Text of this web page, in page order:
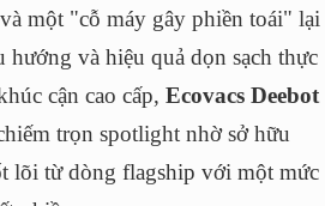
một "cỗ máy gây phiền toái" lại
hướng và hiệu quả dọn sạch thực
cận cao cấp, Ecovacs Deebot
trọn spotlight nhờ sở hữu
lõi từ dòng flagship với một mức